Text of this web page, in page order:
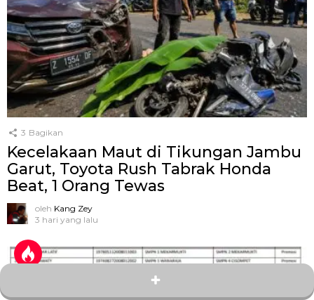
3 Bagikan
Kecelakaan Maut di Tikungan Jambu
Garut, Toyota Rush Tabrak Honda
Beat, 1 Orang Tewas
oleh Kang Zey
3 hari yang lalu